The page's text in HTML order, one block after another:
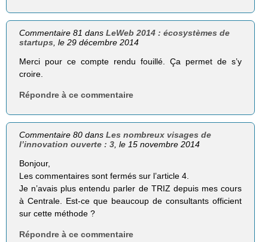
Commentaire 81 dansLeWeb 2014 : écosystèmes de
startups , le 29 décembre 2014
Merci pour ce compte rendu fouillé. Ça permet de s’y
croire.
Répondre à ce commentaire
Commentaire 80 dansLes nombreux visages de
l’innovation ouverte : 3 , le 15 novembre 2014
Bonjour,
Les commentaires sont fermés sur l’article 4.
Je n’avais plus entendu parler de TRIZ depuis mes cours
à Centrale. Est-ce que beaucoup de consultants officient
sur cette méthode ?
Répondre à ce commentaire